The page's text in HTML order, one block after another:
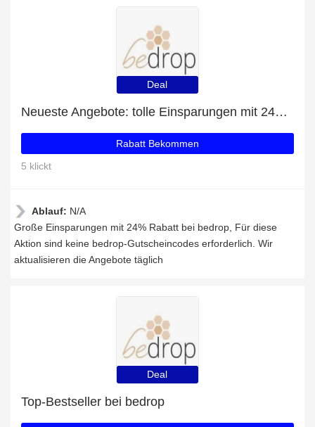
Deal
Neueste Angebote: tolle Einsparungen mit 24% Rabatt
Rabatt Bekommen
5 klickt
Ablauf: N/A
Große Einsparungen mit 24% Rabatt bei bedrop, Für diese
Aktion sind keine bedrop-Gutscheincodes erforderlich. Wir
aktualisieren die Angebote täglich
Deal
Top-Bestseller bei bedrop